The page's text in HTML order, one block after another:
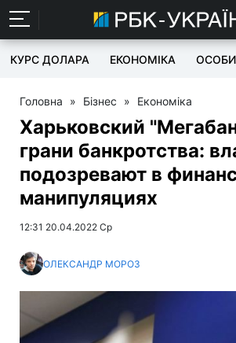
КУРС ДОЛАРА ЕКОНОМІКА
Головна » Бізнес » Економіка
Харьковский
грани банкротства:
подозревают в
манипуляциях
12:31 20.04.2022 Ср
ОЛЕКСАНДР МОРОЗ